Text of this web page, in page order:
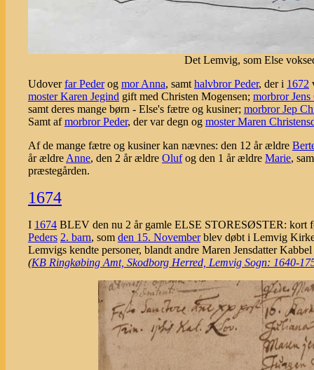
Det Lemvig, som Else
Udoverfar Pederog mor Anna, samt halvbror Peder, der i 1672
moster Karen Jegind gift med Christen Mogensen; morbror Jens
samt deres mange børn - Else's fætre og kusiner; morbror Jep
Samt afmorbror Peder, der var degn og moster Maren
Af de mange fætre og kusiner kan nævnes: den 12 år ældre
år ældre Anne, den 2 år ældre Olufog den 1 år ældre Marie,
præstegården.
1674
I 1674 BLEV den nu 2 år gamle ELSE STORESØSTER: kort
Peders 2. barn, som den 15. Novemberblev døbt i Lemvig
Lemvigs kendte personer, blandt andre Maren Jensdatter
(KB Ringkøbing Amt, Skodborg Herred, Lemvig Sogn: 1640-